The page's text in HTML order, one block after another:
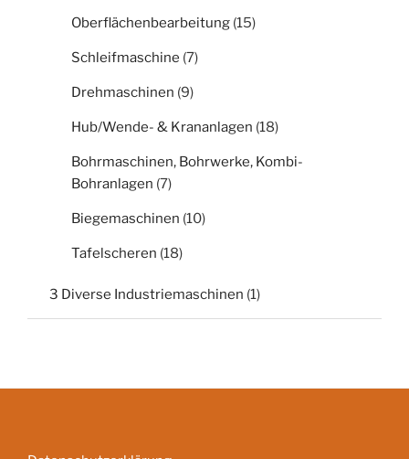
Oberflächenbearbeitung (15)
Schleifmaschine (7)
Drehmaschinen (9)
Hub/Wende- & Krananlagen (18)
Bohrmaschinen, Bohrwerke, Kombi-
Bohranlagen (7)
Biegemaschinen (10)
Tafelscheren (18)
3 Diverse Industriemaschinen (1)